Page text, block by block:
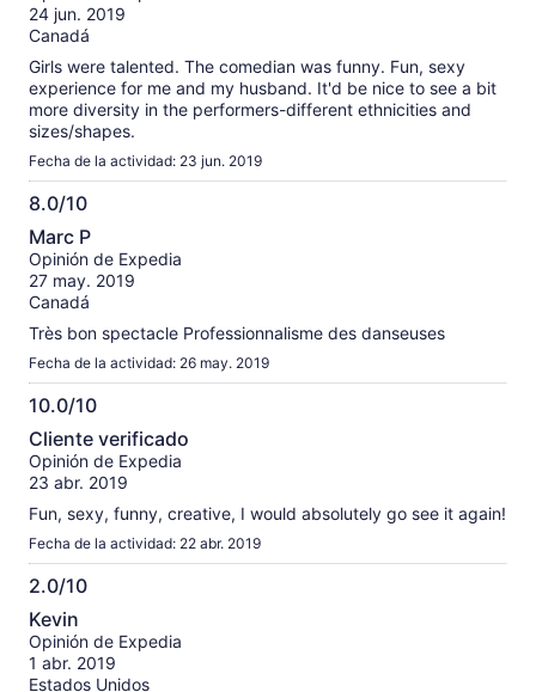
10
24 jun. 2019
Canadá
Girls were talented. The comedian was funny. Fun, sexy
experience for me and my husband. It'd be nice to see a bit
more diversity in the performers-different ethnicities and
sizes/shapes.
Fecha de la actividad: 23 jun. 2019
8.0/10
8.0
de
10
Marc P
Opinión de Expedia
27 may. 2019
Canadá
Très bon spectacle Professionnalisme des danseuses
Fecha de la actividad: 26 may. 2019
10.0/10
10.0
de
10
Cliente verificado
Opinión de Expedia
23 abr. 2019
Fun, sexy, funny, creative, I would absolutely go see it again!
Fecha de la actividad: 22 abr. 2019
2.0/10
2.0
de
10
Kevin
Opinión de Expedia
1 abr. 2019
Estados Unidos